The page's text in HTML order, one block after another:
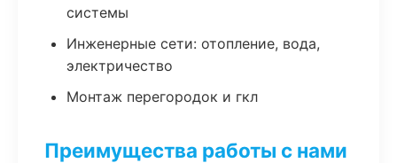
системы
Инженерные сети: отопление, вода,
электричество
Монтаж перегородок и гкл
Преимущества работы с нами